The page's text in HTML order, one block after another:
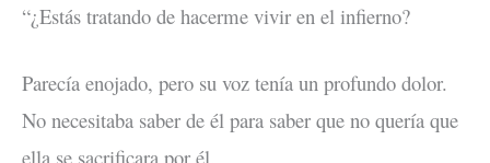
“¿Estás tratando de hacerme vivir en el infierno?
Parecía enojado, pero su voz tenía un profundo dolor.
No necesitaba saber de él para saber que no quería que
ella se sacrificara por él.